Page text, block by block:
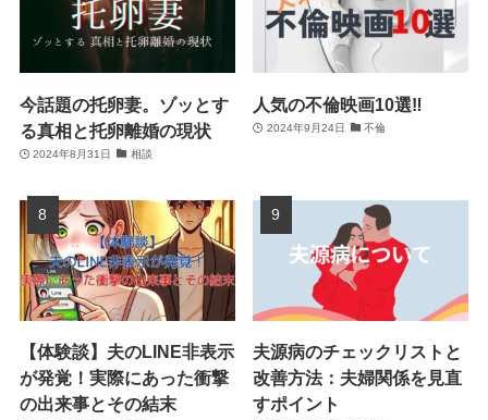
今話題の托卵妻。ゾッとす
る真相と托卵離婚の現状
2024年8月31日 相談
人気の不倫映画10選‼
2024年9月24日 不倫
【体験談】夫のLINE非表示
が発覚！実際にあった衝撃
の出来事とその結末
夫源病のチェックリストと
改善方法：夫婦関係を見直
すポイント